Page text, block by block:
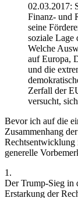
02.03.2017:
Finanz- und
seine
soziale Lage
Welche
auf Europa,
und die
Zerfall der
versucht,
Bevor ich auf die
Zusammenhang
Rechtsentwicklung
generelle
1.
Der Trump-Sieg in
Erstarkung der